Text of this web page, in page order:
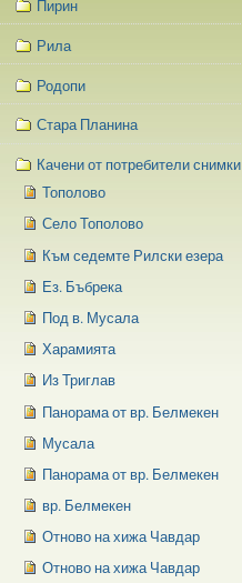
Пирин
Рила
Родопи
Стара Планина
Качени от потребители снимки
Тополово
Село Тополово
Към седемте Рилски езера
Ез. Бъбрека
Под в. Мусала
Харамията
Из Триглав
Панорама от вр. Белмекен
Мусала
Панорама от вр. Белмекен
вр. Белмекен
Отново на хижа Чавдар
Отново на хижа Чавдар